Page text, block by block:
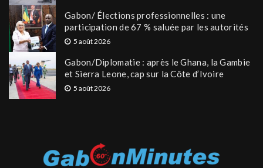
Gabon/ Élections professionnelles : une
participation de 67 % saluée par les autorités
5 août 2026
Gabon/Diplomatie : après le Ghana, la Gambie
et Sierra Leone, cap sur la Côte d’Ivoire
5 août 2026